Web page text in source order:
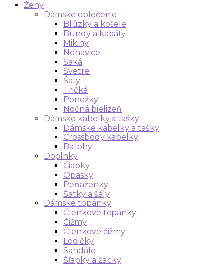
Ženy
Dámske oblečenie
Blúzky a košele
Bundy a kabáty
Mikiny
Nohavice
Saká
Svetre
Šaty
Tričká
Ponožky
Nočná bielizeň
Dámske kabelky a tašky
Dámske kabelky a tašky
Crossbody kabelky
Batohy
Doplnky
Čiapky
Opasky
Peňaženky
Šatky a šály
Dámske topánky
Členkové topánky
Čižmy
Členkové čižmy
Lodičky
Sandále
Šľapky a žabky